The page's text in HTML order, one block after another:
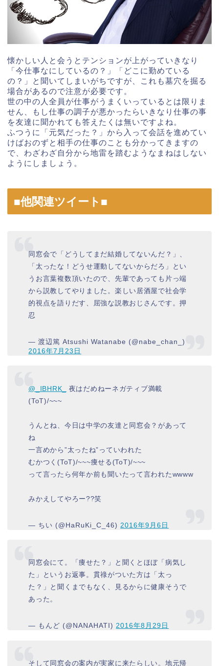
懐かしい人と会うとテンションが上がっていきなり
「今仕事なにしているの？」「どこに勤めている
の？」と聞いてしまいがちですが、これも墓穴を掘る
場合があるので注意が必要です。
世の中の人全員が仕事がうまくいっているとは限りま
せん、もし仕事の調子が悪かったらいきなり仕事の事
を友達に聞かれても答えたくは無いですよね。
ふつうに「元気だった？」から入って会話を進めてい
けばおのずと相手の仕事のことも分かってきますの
で、わざわざ自分から地雷を踏むようなまねはしない
ようにしましょう。
■他関連ツイート■
同窓会で「どうしてまだ結婚してないんだ？」、
「太ったな！どうせ運動してないからだろ」とい
うお言葉複数頂いたので、先輩であっても片っ端
から説教してやりました。楽しい居酒屋で社会学
的視点を語りだす、屈強な説教おじさんです。押
忍
— 渡辺篤 Atsushi Watanabe (@nabe_chan_)
2016年7月23日
@_IBHRK_
夜はだめねーネガティブ満載
(ToT)/~~~
うんとね、今日は中学の友達と同窓会？があって
ね
一言めから”太ったね”っていわれた
むかつく(ToT)/~~~痩せる(ToT)/~~~
って言ったら何年か前も聞いたって言われたwwww
みかえしてやろー??笑
— ちい (@HaRuKi_C_46) 2016年9月6日
同窓会にて。「痩せた？」と聞くとほぼ「病気し
た」というお返事。貫祿がついた方は「太っ
た？」と聞くまでもなく、見るからに健康そうで
あった。
— もんど (@NANAHATI)2016年8月29日
そして同窓会の案内が実家に来たらしい。地元帰